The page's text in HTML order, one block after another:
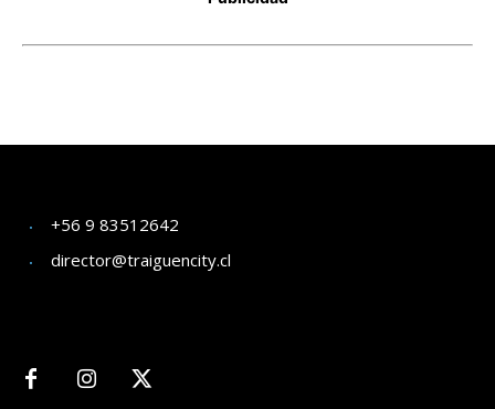
+56 9 83512642
director@traiguencity.cl